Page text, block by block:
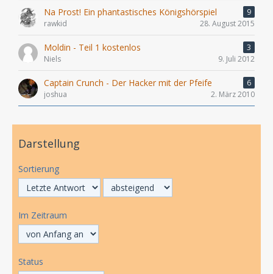
Na Prost! Ein phantastisches Königshörspiel
9
rawkid
28. August 2015
Moldin - Teil 1 kostenlos
3
Niels
9. Juli 2012
Captain Crunch - Der Hacker mit der Pfeife
6
joshua
2. März 2010
Darstellung
Sortierung
Im Zeitraum
Status